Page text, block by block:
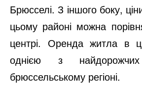
Брюсселі. З іншого боку,
цьому районі можна
центрі. Оренда житла в
однією з
брюссельському регіоні.